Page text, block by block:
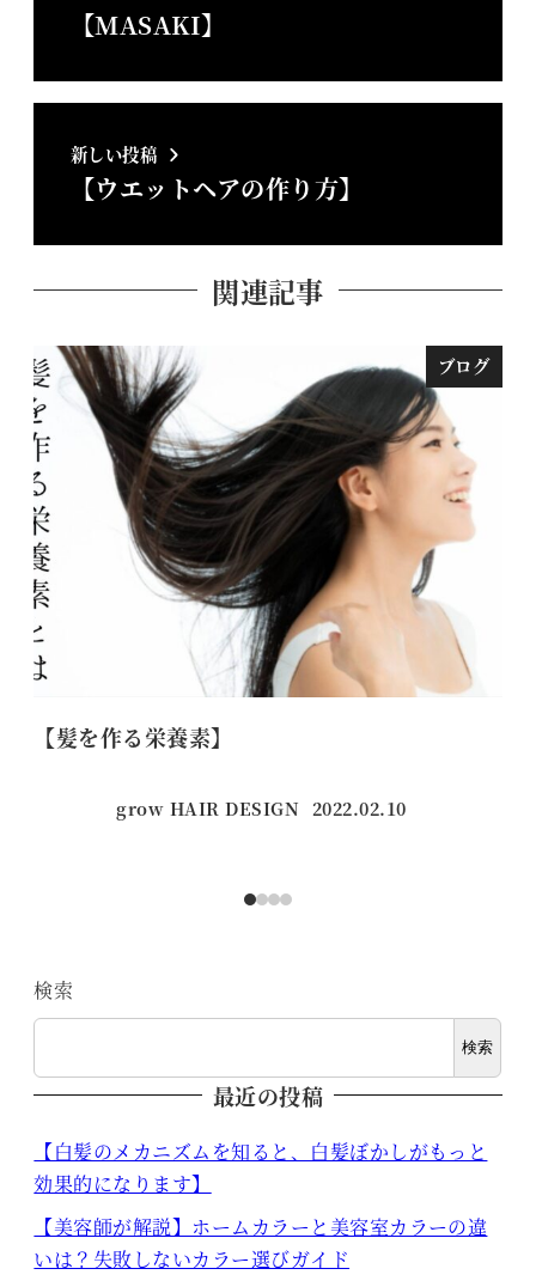
【MASAKI】
新しい投稿
【ウエットヘアの作り方】
関連記事
ブログ
【髪を作る栄養素】
grow HAIR DESIGN 投稿日
2022.02.10
検索
検索
最近の投稿
【白髪のメカニズムを知ると、白髪ぼかしがもっと
効果的になります】
【美容師が解説】ホームカラーと美容室カラーの違
いは？失敗しないカラー選びガイド